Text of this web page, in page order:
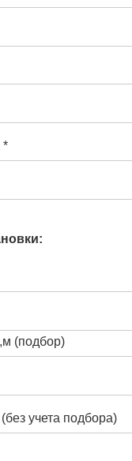
*
(подбор)
учета подбора)